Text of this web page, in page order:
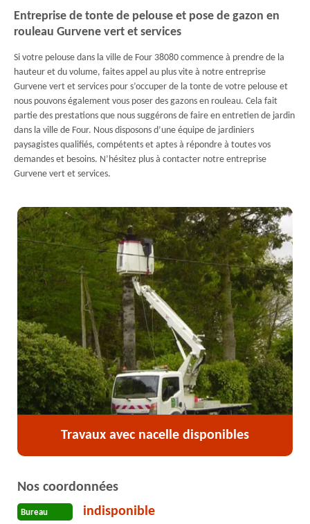
Entreprise de tonte de pelouse et pose de gazon en
rouleau Gurvene vert et services
Si votre pelouse dans la ville de Four 38080 commence à prendre de la
hauteur et du volume, faites appel au plus vite à notre entreprise
Gurvene vert et services pour s’occuper de la tonte de votre pelouse et
nous pouvons également vous poser des gazons en rouleau. Cela fait
partie des prestations que nous suggérons de faire en entretien de jardin
dans la ville de Four. Nous disposons d’une équipe de jardiniers
paysagistes qualifiés, compétents et aptes à répondre à toutes vos
demandes et besoins. N’hésitez plus à contacter notre entreprise
Gurvene vert et services.
Travaux avec nacelle disponibles
Nos coordonnées
Bureau indisponible